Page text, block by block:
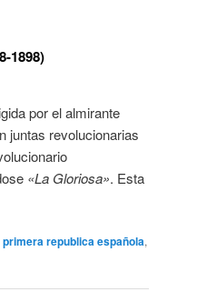
1898)
por el almirante
juntas revolucionarias
«La Gloriosa». Esta
primera republica española,